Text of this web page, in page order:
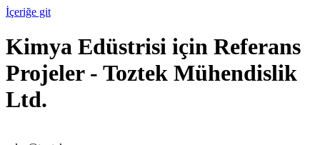
İçeriğe git
Kimya Edüstrisi için Referans
Projeler - Toztek Mühendislik
Ltd.